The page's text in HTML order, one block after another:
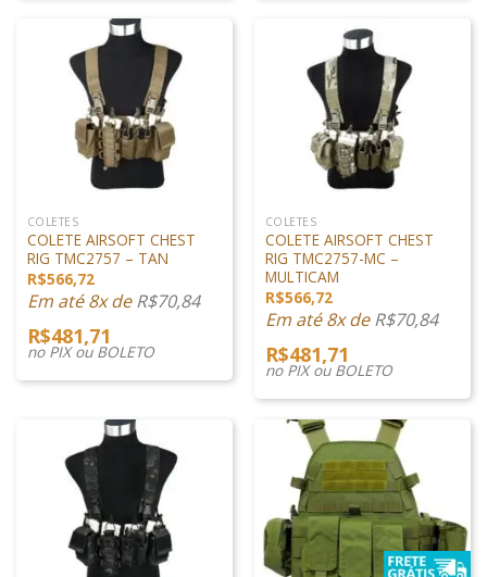
COLETES
COLETE AIRSOFT CHEST
RIG TMC2757 – TAN
R$566,72
Em até 8x deR$70,84
R$481,71
no PIX ou BOLETO
COLETES
COLETE AIRSOFT CHEST
RIG TMC2757-MC –
MULTICAM
R$566,72
Em até 8x deR$70,84
R$481,71
no PIX ou BOLETO